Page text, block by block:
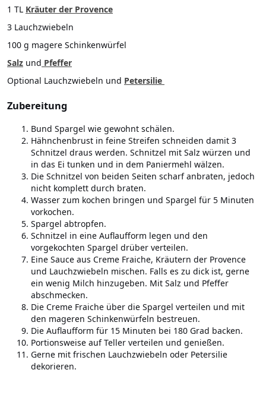
1 TL Kräuter der Provence
3 Lauchzwiebeln
100 g magere Schinkenwürfel
Salz und Pfeffer
Optional Lauchzwiebeln und Petersilie
Zubereitung
Bund Spargel wie gewohnt schälen.
Hähnchenbrust in feine Streifen schneiden damit 3
Schnitzel draus werden. Schnitzel mit Salz würzen und
in das Ei tunken und in dem Paniermehl wälzen.
Die Schnitzel von beiden Seiten scharf anbraten, jedoch
nicht komplett durch braten.
Wasser zum kochen bringen und Spargel für 5 Minuten
vorkochen.
Spargel abtropfen.
Schnitzel in eine Auflaufform legen und den
vorgekochten Spargel drüber verteilen.
Eine Sauce aus Creme Fraiche, Kräutern der Provence
und Lauchzwiebeln mischen. Falls es zu dick ist, gerne
ein wenig Milch hinzugeben. Mit Salz und Pfeffer
abschmecken.
Die Creme Fraiche über die Spargel verteilen und mit
den mageren Schinkenwürfeln bestreuen.
Die Auflaufform für 15 Minuten bei 180 Grad backen.
Portionsweise auf Teller verteilen und genießen.
Gerne mit frischen Lauchzwiebeln oder Petersilie
dekorieren.